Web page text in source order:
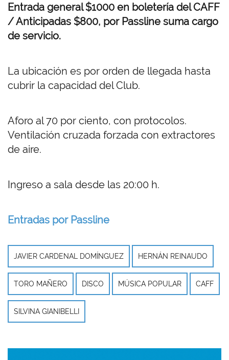
Entrada general $1000 en boletería del CAFF
/ Anticipadas $800, por Passline suma cargo
de servicio.
La ubicación es por orden de llegada hasta
cubrir la capacidad del Club.
Aforo al 70 por ciento, con protocolos.
Ventilación cruzada forzada con extractores
de aire.
Ingreso a sala desde las 20:00 h.
Entradas por Passline
JAVIER CARDENAL DOMÍNGUEZ HERNÁN REINAUDO
TORO MAÑERO DISCO MÚSICA POPULAR CAFF
SILVINA GIANIBELLI